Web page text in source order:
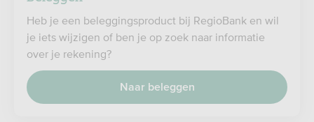
Heb je een beleggingsproduct bij RegioBank en wil
je iets wijzigen of ben je op zoek naar informatie
over je rekening?
Naar beleggen